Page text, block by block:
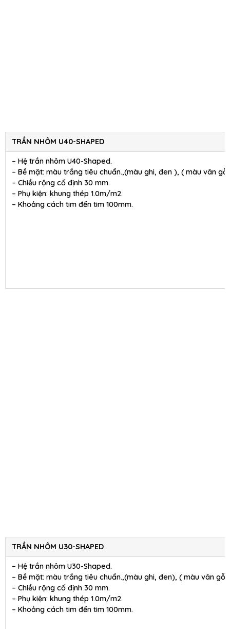
TRẦN NHÔM U40-SHAPED
– Hệ trần nhôm U40-Shaped.
– Bề mặt: màu trắng tiêu chuẩn.,(màu ghi, đen ), ( màu vân gỗ
– Chiều rộng cố định 30 mm.
– Phụ kiện: khung thép 1.0m/m2.
– Khoảng cách tim đến tim 100mm.
TRẦN NHÔM U30-SHAPED
– Hệ trần nhôm U30-Shaped.
– Bề mặt: màu trắng tiêu chuẩn.,(màu ghi, đen), ( màu vân gỗ
– Chiều rộng cố định 30 mm.
– Phụ kiện: khung thép 1.0m/m2.
– Khoảng cách tim đến tim 100mm.